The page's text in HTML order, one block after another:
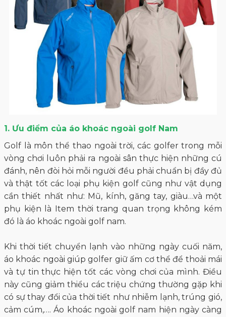
1. Ưu điểm của áo khoác ngoài golf Nam
Golf là môn thể thao ngoài trời, các golfer trong mỗi
vòng chơi luôn phải ra ngoài sân thực hiện những cú
đánh, nên đòi hỏi mỗi người đều phải chuẩn bị đầy đủ
và thật tốt các loại phụ kiện golf cũng như vật dụng
cần thiết nhất như: Mũ, kính, găng tay, giàu…và một
phụ kiện là Item thời trang quan trọng không kém
đó là áo khoác ngoài golf nam.
Khi thời tiết chuyển lạnh vào những ngày cuối năm,
áo khoác ngoài giúp golfer giữ ấm cơ thể để thoải mái
và tự tin thực hiện tốt các vòng chơi của mình. Điều
này cũng giảm thiểu các triệu chứng thường gặp khi
có sự thay đổi của thời tiết như nhiễm lạnh, trúng gió,
cảm cúm,…. Áo khoác ngoài golf nam hiện ngày càng